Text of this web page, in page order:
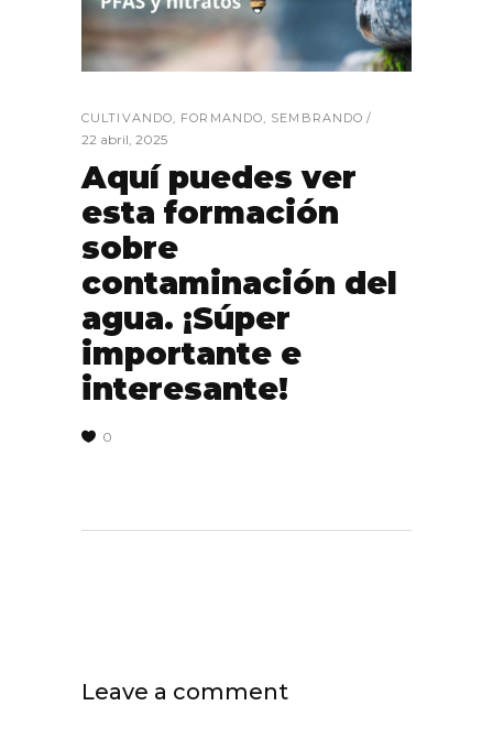
CULTIVANDO FORMANDO SEMBRANDO
22 abril, 2025
Aquí puedes ver
esta formación
sobre
contaminación del
agua. ¡Súper
importante e
interesante!
0
Leave a comment